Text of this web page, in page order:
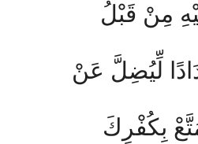
مِنْ قَبْلُ
لِّيُضِلَّ عَنْ
بِكُفْرِكَ